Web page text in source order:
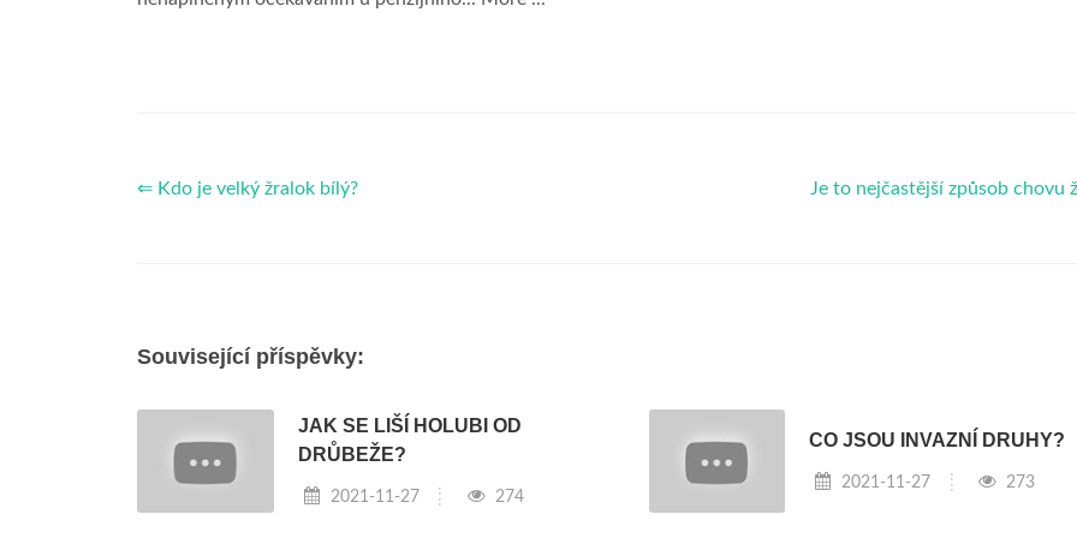
⇐ Kdo je velký žralok bílý? Je to nejčastější způsob chovu
Související příspěvky:
JAK SE LIŠÍ HOLUBI OD
DRŮBEŽE?
2021-11-27 274
CO JSOU INVAZNÍ DRUHY?
2021-11-27 273